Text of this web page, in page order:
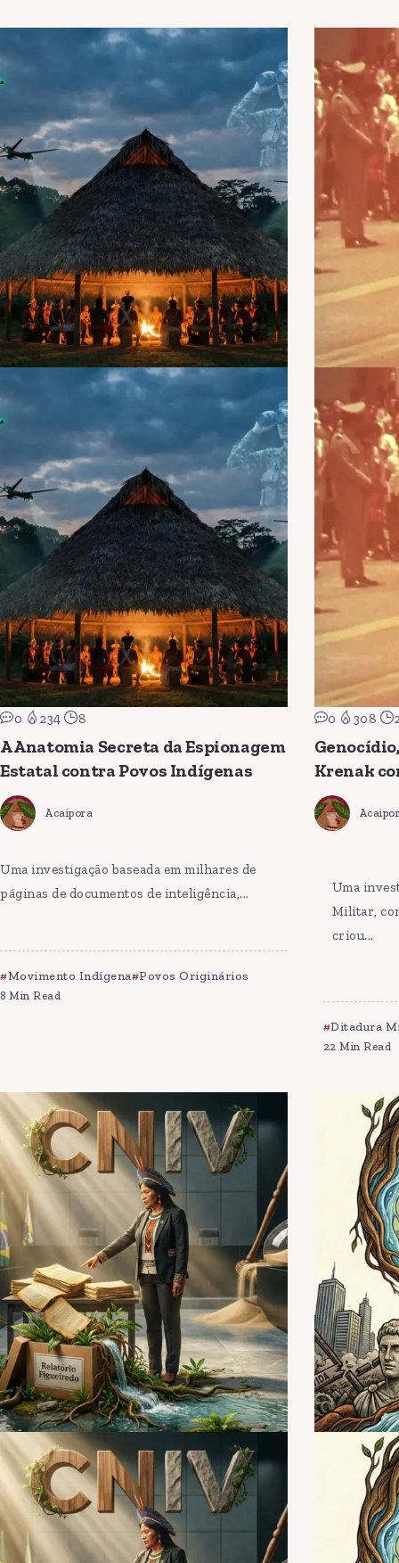
0 234 8
A Anatomia Secreta da Espionagem
Estatal contra Povos Indígenas
Acaipora
Uma investigação baseada em milhares de
páginas de documentos de inteligência,...
Movimento Indígena Povos Originários
8 Min Read
0 308
Krenak
Uma
Militar,
criou...
Ditadura
22 Min Read